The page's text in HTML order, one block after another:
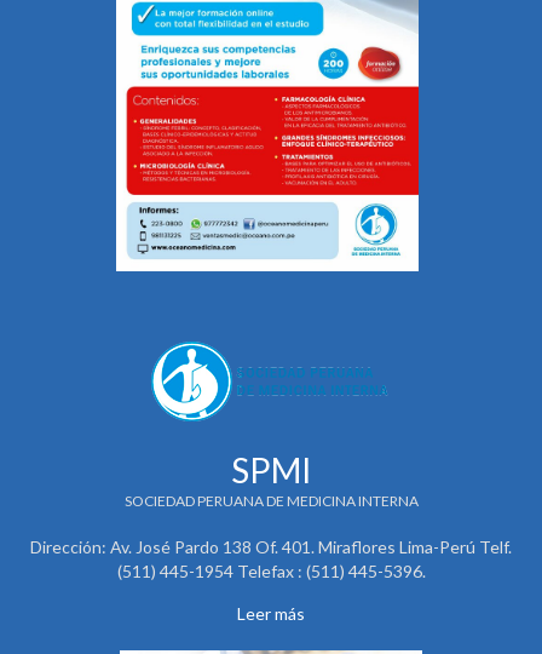
SPMI
SOCIEDAD PERUANA DE MEDICINA INTERNA
Dirección: Av. José Pardo 138 Of. 401. Miraflores Lima-Perú Telf.
(511) 445-1954 Telefax : (511) 445-5396.
Leer más